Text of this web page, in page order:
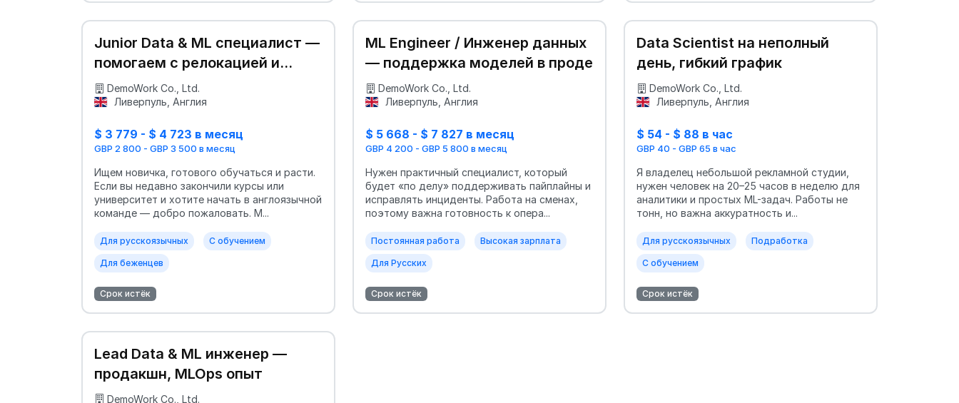
Junior Data & ML специалист —
помогаем с релокацией и
жильём
DemoWork Co., Ltd.
Ливерпуль, Англия
$ 3 779 - $ 4 723 в месяц
GBP 2 800 - GBP 3 500 в месяц
Ищем новичка, готового обучаться и расти.
Если вы недавно закончили курсы или
университет и хотите начать в англоязычной
команде — добро пожаловать. М...
Для русскоязычных С обучением
Для беженцев
Срок истёк
ML Engineer / Инженер данных
— поддержка моделей в проде
DemoWork Co., Ltd.
Ливерпуль, Англия
$ 5 668 - $ 7 827 в месяц
GBP 4 200 - GBP 5 800 в месяц
Нужен практичный специалист, который
будет «по делу» поддерживать пайплайны и
исправлять инциденты. Работа на сменах,
поэтому важна готовность к опера...
Постоянная работа Высокая зарплата
Для Русских
Срок истёк
Data Scientist на неполный
день, гибкий график
DemoWork Co., Ltd.
Ливерпуль, Англия
$ 54 - $ 88 в час
GBP 40 - GBP 65 в час
Я владелец небольшой рекламной студии,
нужен человек на 20–25 часов в неделю для
аналитики и простых ML-задач. Работы не
тонн, но важна аккуратность и...
Для русскоязычных Подработка
С обучением
Срок истёк
Lead Data & ML инженер —
продакшн, MLOps опыт
DemoWork Co., Ltd.